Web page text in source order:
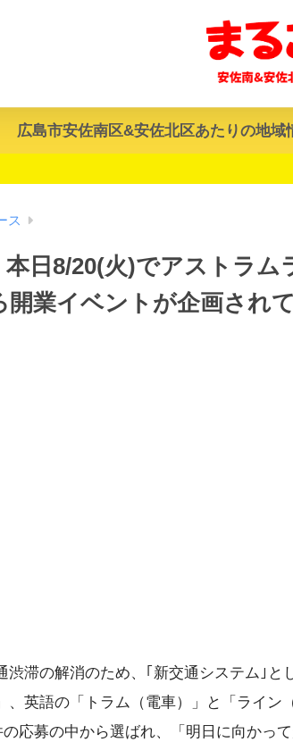
広島市安佐南区&安佐北区あたりの地域
ス
本日8/20(火)でアストラ
開業イベントが企画され
渋滞の解消のため、｢新交通システム｣と
、英語の「トラム（電車）」と「ライン
応募の中から選ばれ、「明日に向かっ